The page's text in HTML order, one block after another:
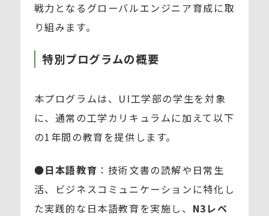
戦力となるグローバルエンジニア育成に取
り組みます。
特別プログラムの概要
本プログラムは、UI工学部の学生を対象
に、通常の工学カリキュラムに加えて以下
の1年間の教育を提供します。
●日本語教育 ：技術文書の読解や日常生
活、ビジネスコミュニケーションに特化し
た実践的な日本語教育を実施し、 N3レベ